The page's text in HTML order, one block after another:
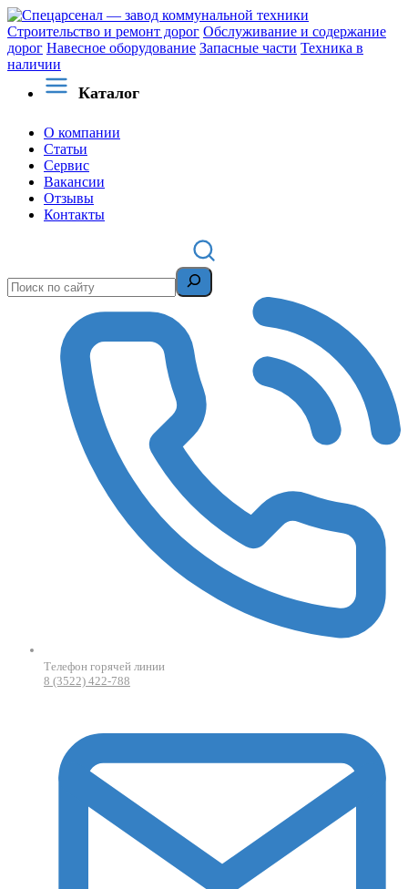
Строительство и ремонт дорог Обслуживание и содержание
дорог Навесное оборудование Запасные части Техника в
наличии
Каталог
О компании
Статьи
Сервис
Вакансии
Отзывы
Контакты
Телефон горячей линии
8 (3522) 422-788